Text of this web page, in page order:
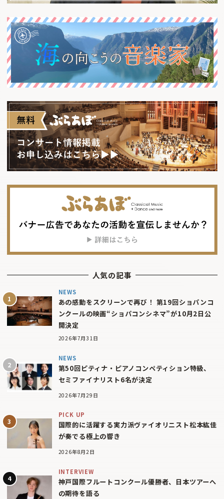
人気の記事
NEWS
あの感動をスクリーンで再び！ 第19回ショパンコ
ンクールの映画“ショパコンシネマ”が10月2日公
開決定
2026年7月31日
NEWS
第50回ピティナ・ピアノコンペティション特級、
セミファイナリスト6名が決定
2026年7月29日
PICK UP
国際的に活躍する実力派ヴァイオリニスト松本紘佳
が奏でる極上の響き
2026年8月2日
INTERVIEW
神戸国際フルートコンクール優勝者、日本ツアーへ
の期待を語る